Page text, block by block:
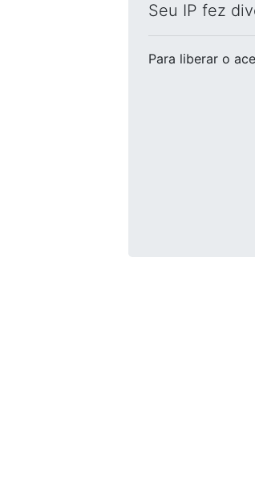
Seu IP fez
Para liberar o